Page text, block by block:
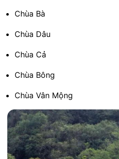
Chùa Bà
Chùa Dâu
Chùa Cả
Chùa Bông
Chùa Vân Mộng